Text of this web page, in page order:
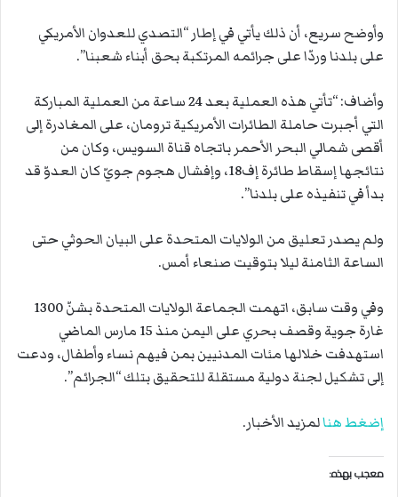
وأوضح سريع، أن ذلك يأتي في إطار “التصدي للعدوان الأمريكي
على بلدنا وردّا على جرائمه المرتكبة بحق أبناء شعبنا”.
وأضاف: “تأتي هذه العملية بعد 24 ساعة من العملية المباركة
التي أجبرت حاملة الطائرات الأمريكية ترومان، على المغادرة إلى
أقصى شمالي البحر الأحمر باتجاه قناة السويس، وكان من
نتائجها إسقاط طائرة إف18، وإفشال هجوم جويّ كان العدوّ قد
بدأ في تنفيذه على بلدنا”.
ولم يصدر تعليق من الولايات المتحدة على البيان الحوثي حتى
الساعة الثامنة ليلا بتوقيت صنعاء أمس.
وفي وقت سابق، اتهمت الجماعة الولايات المتحدة بشنّ 1300
غارة جوية وقصف بحري على اليمن منذ 15 مارس الماضي
استهدفت خلالها مئات المدنيين بمن فيهم نساء وأطفال، ودعت
إلى تشكيل لجنة دولية مستقلة للتحقيق بتلك “الجرائم”.
إضغط هنالمزيد الأخبار.
معجب بهذه: